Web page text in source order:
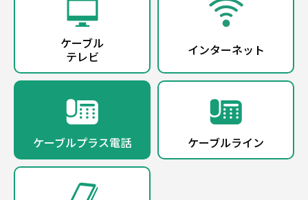
ケーブル
テレビ
インターネット
ケーブルプラス電話 ケーブルライン